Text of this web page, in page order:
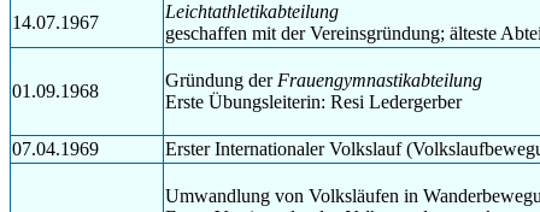
14.07.1967
Leichtathletikabteilung
geschaffen mit der Vereinsgründung; älteste
01.09.1968
Gründung der Frauengymnastikabteilung
Erste Übungsleiterin: Resi Ledergerber
07.04.1969 Erster Internationaler Volkslauf
Umwandlung von Volksläufen in